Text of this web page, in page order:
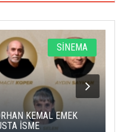
SİNEMA
KEMAL EMEK
İSME